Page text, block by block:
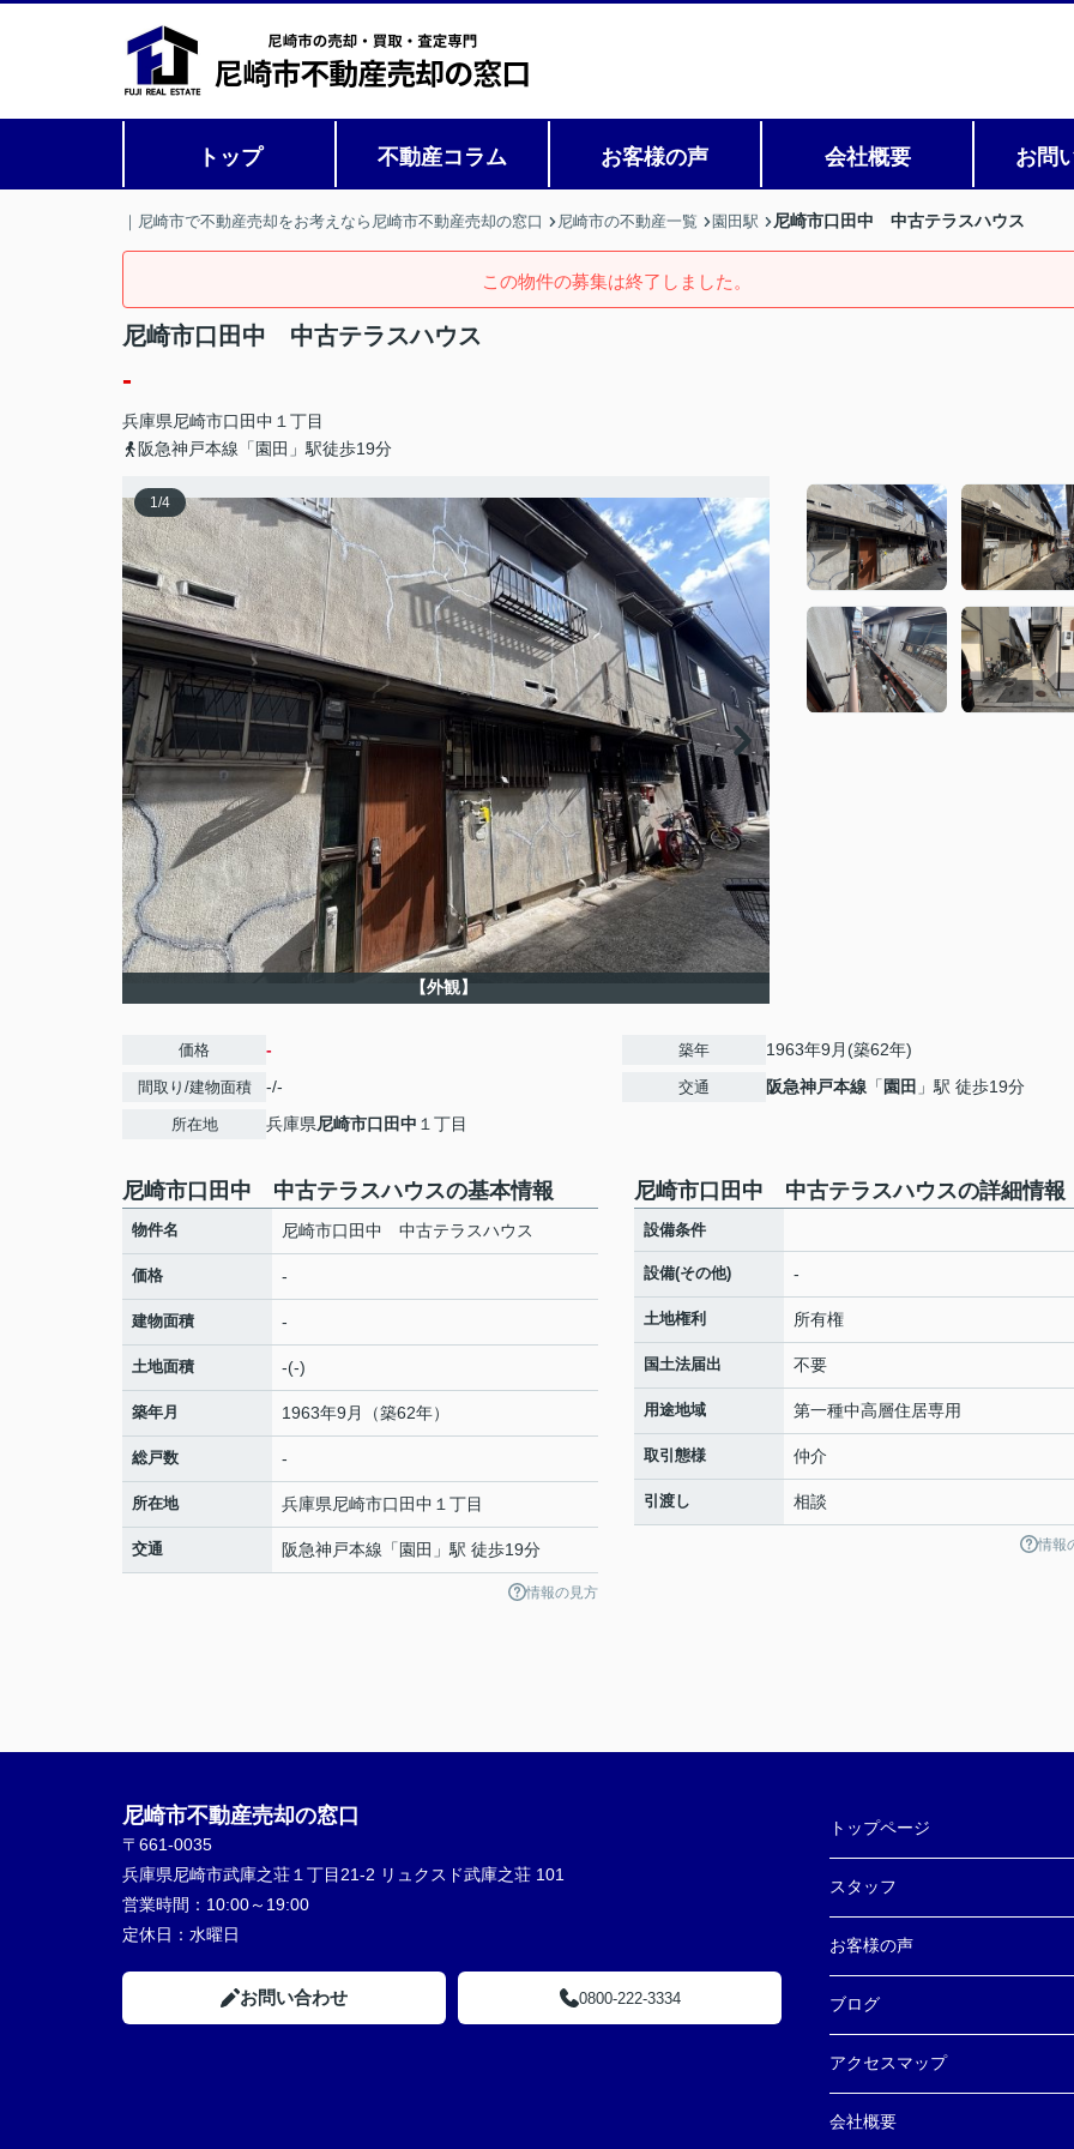
トップ 不動産コラム お客様の声 会社概要 お問
｜尼崎市で不動産売却をお考えなら尼崎市不動産売却の窓口 尼崎市の不動産一覧 園田駅 尼崎市口田中 中古テラスハウス
この物件の募集は終了しました。
尼崎市口田中 中古テラスハウス
-
兵庫県尼崎市口田中 １丁目
阪急神戸本線「園田」駅徒歩19分
1/4
【外観】
価格 -
間取り/建物面積 -/-
所在地 兵庫県尼崎市口田中 １丁目
築年 1963年9月(築62年)
交通 阪急神戸本線 「 園田 」駅 徒歩19分
尼崎市口田中 中古テラスハウスの基本情報
物件名 尼崎市口田中 中古テラスハウス
価格 -
建物面積 -
土地面積 -(-)
築年月 1963年9月（築62年）
総戸数 -
所在地 兵庫県尼崎市口田中 １丁目
交通 阪急神戸本線 「 園田 」駅 徒歩19分
情報の見方
尼崎市口田中 中古テラスハウスの詳細情報
設備条件
設備(その他) -
土地権利 所有権
国土法届出 不要
用途地域 第一種中高層住居専用
取引態様 仲介
引渡し 相談
情報
尼崎市不動産売却の窓口
〒661-0035
兵庫県尼崎市武庫之荘１丁目21-2 リュクスド武庫之荘 101
営業時間： 10:00～19:00
定休日： 水曜日
お問い合わせ 0800-222-3334
トップページ
スタッフ
お客様の声
ブログ
アクセスマップ
会社概要